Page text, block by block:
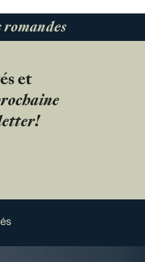
romandes
et